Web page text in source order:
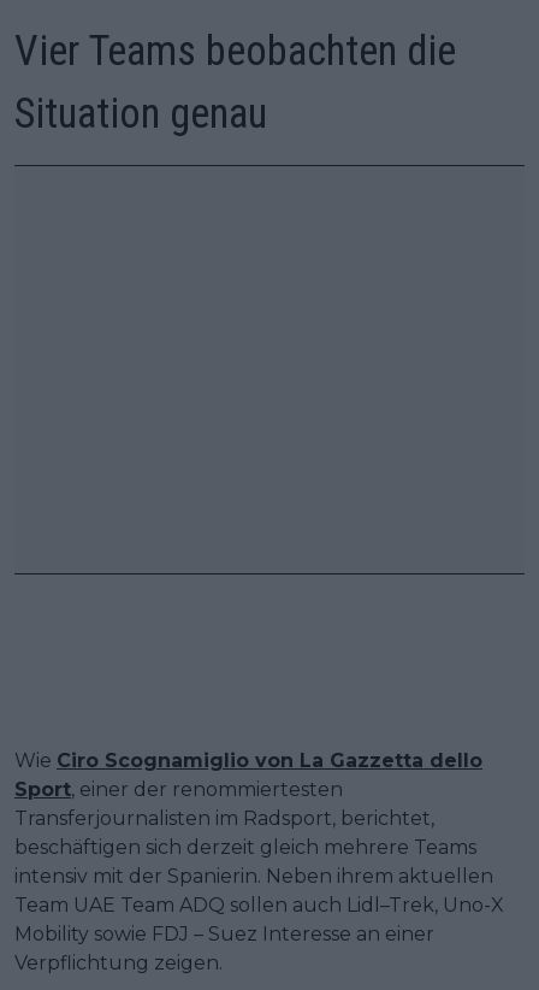
Vier Teams beobachten die
Situation genau
Wie Ciro Scognamiglio von La Gazzetta dello
Sport, einer der renommiertesten
Transferjournalisten im Radsport, berichtet,
beschäftigen sich derzeit gleich mehrere Teams
intensiv mit der Spanierin. Neben ihrem aktuellen
Team UAE Team ADQ sollen auch Lidl–Trek, Uno-X
Mobility sowie FDJ – Suez Interesse an einer
Verpflichtung zeigen.